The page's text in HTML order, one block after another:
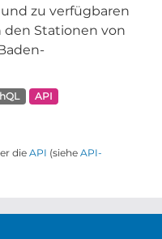
zu verfügbaren
den Stationen von
API
die API (siehe API-